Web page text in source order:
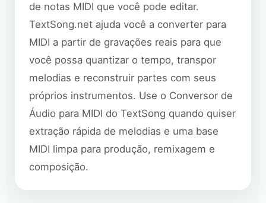
de notas MIDI que você pode editar.
TextSong.net ajuda você a converter para
MIDI a partir de gravações reais para que
você possa quantizar o tempo, transpor
melodias e reconstruir partes com seus
próprios instrumentos. Use o Conversor de
Áudio para MIDI do TextSong quando quiser
extração rápida de melodias e uma base
MIDI limpa para produção, remixagem e
composição.